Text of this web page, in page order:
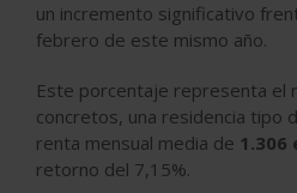
un incremento significativo
febrero de este mismo año.
Este porcentaje representa el
concretos, una residencia tipo
renta mensual media de 1.306
retorno del 7,15%.